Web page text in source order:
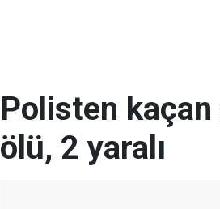
Polisten kaçan
ölü, 2 yaralı